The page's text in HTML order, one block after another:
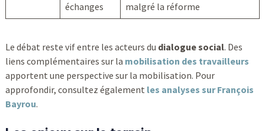
échanges
malgré la réforme
Le débat reste vif entre les acteurs du dialogue social. Des
liens complémentaires sur la mobilisation des travailleurs
apportent une perspective sur la mobilisation. Pour
approfondir, consultez également les analyses sur François
Bayrou.